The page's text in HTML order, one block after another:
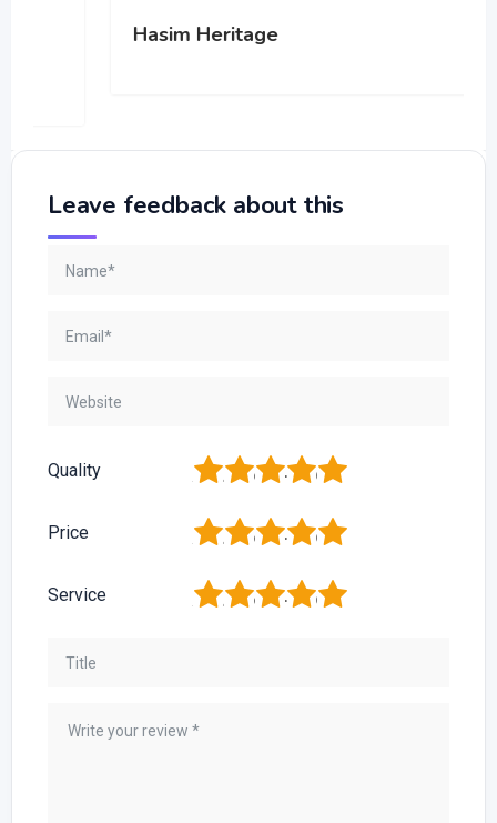
Hasim Heritage
Leave feedback about this
Quality 5
4
3
2
Price 5
4
3
2
Service 5
4
3
2